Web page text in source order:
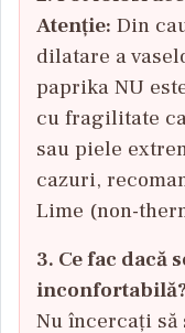
Atenție: Din
dilatare a
paprika NU
cu fragilitate
sau piele
cazuri,
Lime (non-
3. Ce fac dacă
Nu încercați să